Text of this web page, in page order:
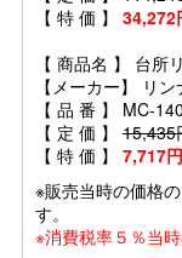
【 特 価 】 34,272
【 商品名 】 台所
【メーカー】 リン
【 品 番 】 MC-
【 定 価 】 15,435
【 特 価 】 7,717
※販売当時の価格
す。
※消費税率５％当